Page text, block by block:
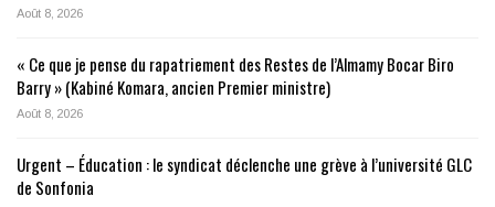
Août 8, 2026
« Ce que je pense du rapatriement des Restes de l’Almamy Bocar Biro
Barry » (Kabiné Komara, ancien Premier ministre)
Août 8, 2026
Urgent – Éducation : le syndicat déclenche une grève à l’université GLC
de Sonfonia